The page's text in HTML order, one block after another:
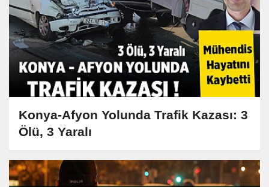
Konya-Afyon Yolunda Trafik Kazası: 3
Ölü, 3 Yaralı